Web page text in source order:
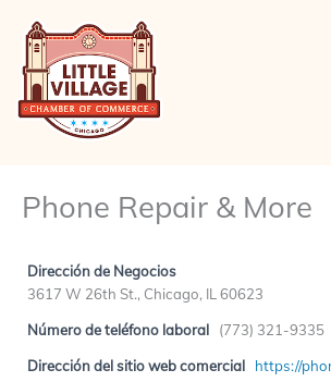
contenido
Phone Repair & More
Dirección de Negocios
3617 W 26th St., Chicago, IL 60623
Número de teléfono laboral (773) 321-9335
Dirección del sitio web comercial https://